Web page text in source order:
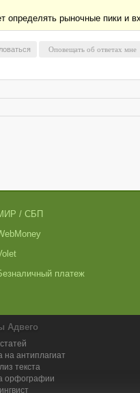
рыночные пики и
/ СБП
платеж
Адвего
на антиплагиат
текста
орфографии